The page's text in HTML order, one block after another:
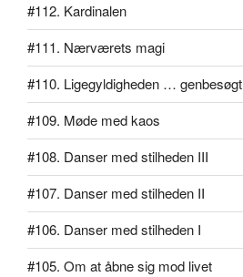
#112. Kardinalen
#111. Nærværets magi
#110. Ligegyldigheden … genbesøgt
#109. Møde med kaos
#108. Danser med stilheden III
#107. Danser med stilheden II
#106. Danser med stilheden I
#105. Om at åbne sig mod livet